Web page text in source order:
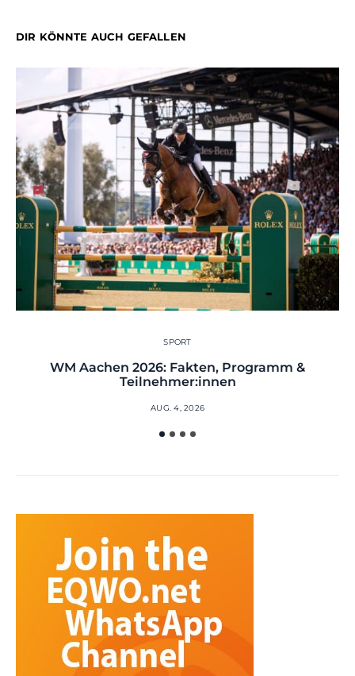
DIR KÖNNTE AUCH GEFALLEN
SPORT
WM Aachen 2026: Fakten, Programm &
Teilnehmer:innen
AUG. 4, 2026